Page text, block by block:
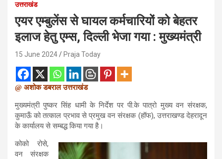
उत्तराखंड
एयर एम्बुलेंस से घायल कर्मचारियों को बेहतर
इलाज हेतु एम्स, दिल्ली भेजा गया : मुख्यमंत्री
15 June 2024 Praja Today
@ अशोक डबराल उत्तराखंड
मुख्यमंत्री पुष्कर सिंह धामी के निर्देश पर पी.के पात्रो मुख्य वन संरक्षक,
कुमाऊँ को तत्काल प्रभाव से प्रमुख वन संरक्षक (हॉफ), उत्तराखण्ड देहरादून
के कार्यालय से सम्बद्ध किया गया है।
कोको रोसे,
वन संरक्षक